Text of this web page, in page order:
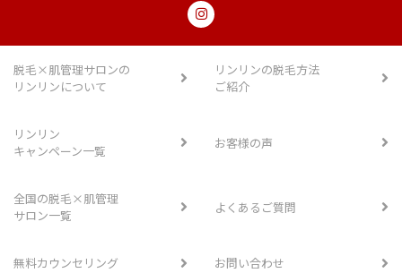
脱毛×肌管理サロンの
リンリンについて
リンリンの脱毛方法
ご紹介
リンリン
キャンペーン一覧
お客様の声
全国の脱毛×肌管理
サロン一覧
よくあるご質問
無料カウンセリング お問い合わせ